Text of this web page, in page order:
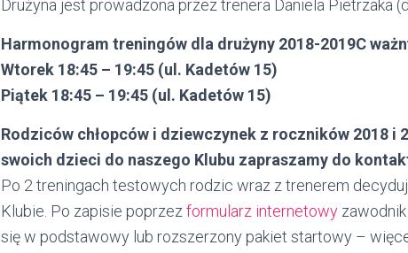
Drużyna jest prowadzona przez trenera Daniela Pietrzaka
Harmonogram treningów dla drużyny 2018-2019C
Wtorek 18:45 – 19:45 (ul. Kadetów 15)
Piątek 18:45 – 19:45 (ul. Kadetów 15)
Rodziców chłopców i dziewczynek z roczników 2018 i
swoich dzieci do naszego Klubu zapraszamy do
Po 2 treningach testowych rodzic wraz z trenerem
Klubie. Po zapisie poprzez formularz internetowy
się w podstawowy lub rozszerzony pakiet startowy –